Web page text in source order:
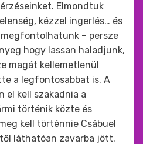
Elmondtuk
kézzel ingerlés… és
– persze
hogy lassan haladjunk,
magát kellemetlenül
a legfontosabbat is. A
el kell szakadnia a
történik közte és
kell történnie Csábuel
láthatóan zavarba jött.